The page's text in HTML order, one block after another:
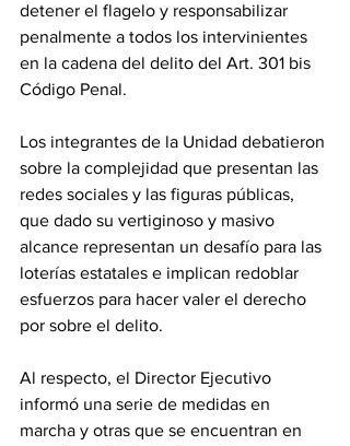
detener el flagelo y responsabilizar
penalmente a todos los intervinientes
en la cadena del delito del Art. 301 bis
Código Penal.
Los integrantes de la Unidad debatieron
sobre la complejidad que presentan las
redes sociales y las figuras públicas,
que dado su vertiginoso y masivo
alcance representan un desafío para las
loterías estatales e implican redoblar
esfuerzos para hacer valer el derecho
por sobre el delito.
Al respecto, el Director Ejecutivo
informó una serie de medidas en
marcha y otras que se encuentran en